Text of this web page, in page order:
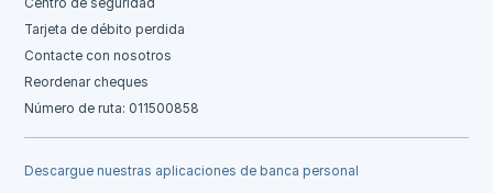
Tarjeta de débito perdida
Contacte con nosotros
Reordenar cheques
Número de ruta: 011500858
Descargue nuestras aplicaciones de banca personal